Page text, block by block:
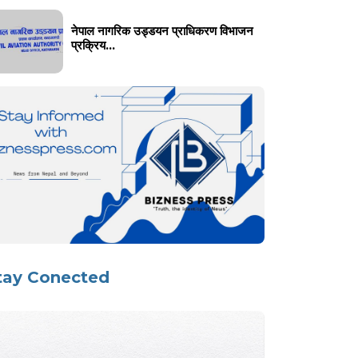
नेपाल नागरिक उड्डयन प्राधिकरण विभाजन
प्रक्रिय...
Conected